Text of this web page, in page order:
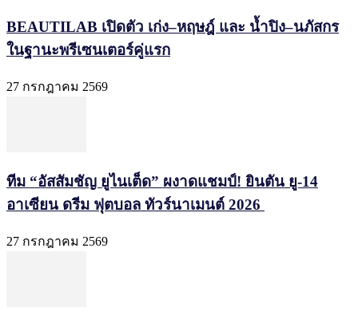
BEAUTILAB เปิดตัว เก่ง–หฤษฎ์ และ น้ำปิง–นภัสกร
ในฐานะพรีเซนเตอร์คู่แรก
27 กรกฎาคม 2569
ทีม “อัสสัมชัญ ยูไนเต็ด” ผงาดแชมป์! ยินตัน ยู-14
อาเซียน ดรีม ฟุตบอล ทัวร์นาเมนต์ 2026
27 กรกฎาคม 2569